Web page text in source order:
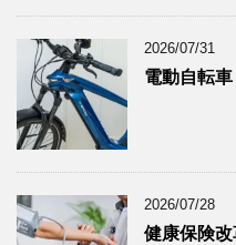
2025年6月(9)
2025年5月(8)
2025年4月
2025年3月
2025年1月(8)
2024年12月(8)
2026/07/31
電動自転
2026/07/28
健康保険